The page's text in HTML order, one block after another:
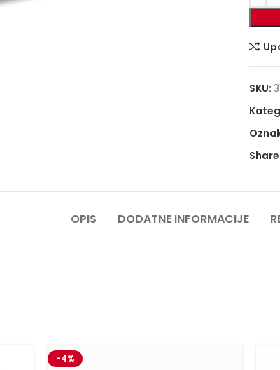
SKU:
OPIS DODATNE INFORMACIJE
-4%